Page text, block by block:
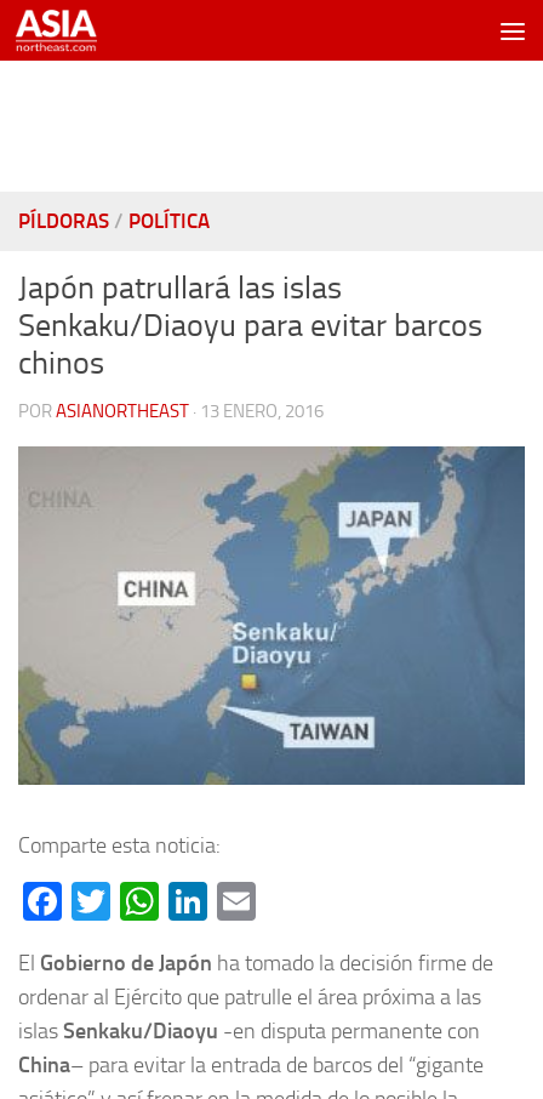
Saltar al contenido
PÍLDORAS / POLÍTICA
Japón patrullará las islas
Senkaku/Diaoyu para evitar barcos
chinos
PORASIANORTHEAST · 13 ENERO, 2016
Comparte esta noticia:
Facebook
Twitter
WhatsApp
LinkedIn
El Gobierno de Japón ha tomado la decisión firme de
ordenar al Ejército que patrulle el área próxima a las
islasSenkaku/Diaoyu -en disputa permanente con
China– para evitar la entrada de barcos del “gigante